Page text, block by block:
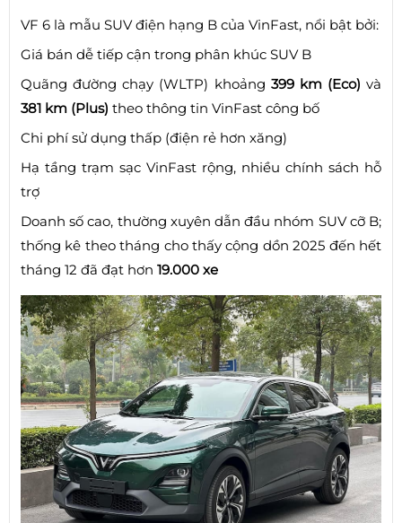
VF 6 là mẫu SUV điện hạng B của VinFast, nổi bật bởi:
Giá bán dễ tiếp cận trong phân khúc SUV B
Quãng đường chạy (WLTP) khoảng 399 km (Eco) và
381 km (Plus) theo thông tin VinFast công bố
Chi phí sử dụng thấp (điện rẻ hơn xăng)
Hạ tầng trạm sạc VinFast rộng, nhiều chính sách hỗ
trợ
Doanh số cao, thường xuyên dẫn đầu nhóm SUV cỡ B;
thống kê theo tháng cho thấy cộng dồn 2025 đến hết
tháng 12 đã đạt hơn 19.000 xe